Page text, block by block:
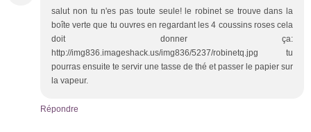
salut non tu n'es pas toute seule! le robinet se trouve dans la
boîte verte que tu ouvres en regardant les 4 coussins roses cela
doit donner ça:
http://img836.imageshack.us/img836/5237/robinetq.jpg tu
pourras ensuite te servir une tasse de thé et passer le papier sur
la vapeur.
Répondre